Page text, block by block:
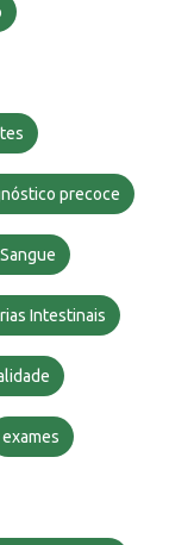
precoce
Intestinais
exames